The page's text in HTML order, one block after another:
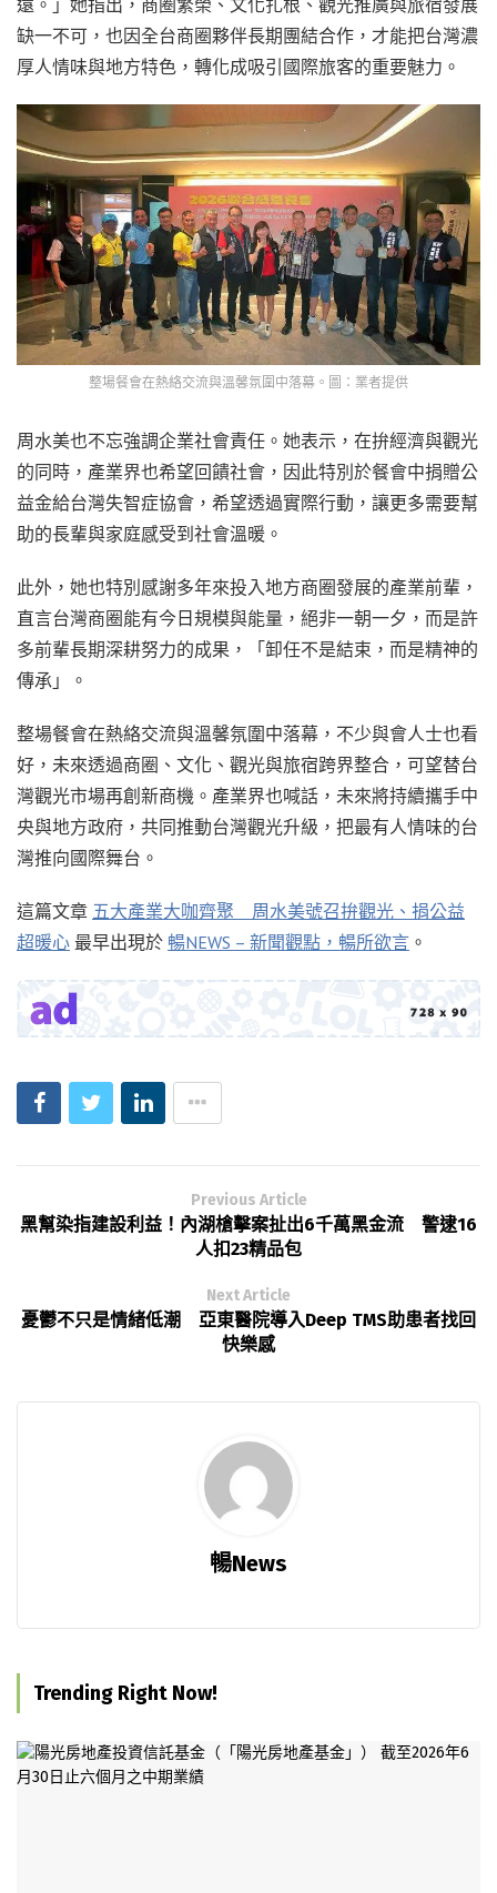
遠。」她指出，商圈繁榮、文化扎根、觀光推廣與旅宿發展
缺一不可，也因全台商圈夥伴長期團結合作，才能把台灣濃
厚人情味與地方特色，轉化成吸引國際旅客的重要魅力。
整場餐會在熱絡交流與溫馨氛圍中落幕。圖：業者提供
周水美也不忘強調企業社會責任。她表示，在拚經濟與觀光
的同時，產業界也希望回饋社會，因此特別於餐會中捐贈公
益金給台灣失智症協會，希望透過實際行動，讓更多需要幫
助的長輩與家庭感受到社會溫暖。
此外，她也特別感謝多年來投入地方商圈發展的產業前輩，
直言台灣商圈能有今日規模與能量，絕非一朝一夕，而是許
多前輩長期深耕努力的成果，「卸任不是結束，而是精神的
傳承」。
整場餐會在熱絡交流與溫馨氛圍中落幕，不少與會人士也看
好，未來透過商圈、文化、觀光與旅宿跨界整合，可望替台
灣觀光市場再創新商機。產業界也喊話，未來將持續攜手中
央與地方政府，共同推動台灣觀光升級，把最有人情味的台
灣推向國際舞台。
這篇文章 五大產業大咖齊聚 周水美號召拚觀光、捐公益
超暖心 最早出現於 暢NEWS – 新聞觀點，暢所欲言 。
Previous Article
黑幫染指建設利益！內湖槍擊案扯出6千萬黑金流 警逮16
人扣23精品包
Next Article
憂鬱不只是情緒低潮 亞東醫院導入Deep TMS助患者找回
快樂感
暢News
Trending Right Now!